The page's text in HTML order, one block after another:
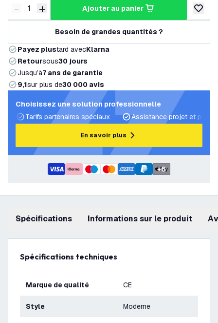
Diminuer la quantité
- Augmenter la quantité
+ ajouter au panier
Besoin de grandes quantités ?
Payez plustard avecKlarna
Retoursous30 jours
Jusqu’à7 ans de garantie
9,1sur plus de30 000 avis
Choisissez une solution professionnelle
Tarifs partenaires spéciaux
Assistance projet et plans
En savoir plus
+6
Spécifications Informations sur le produit
Spécifications techniques
Marque de qualité CE
Style Moderne